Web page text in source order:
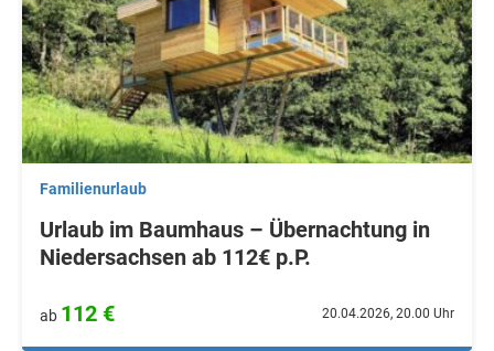
Familienurlaub
Urlaub im Baumhaus – Übernachtung in
Niedersachsen ab 112€ p.P.
ab 112 € 20.04.2026, 20.00 Uhr